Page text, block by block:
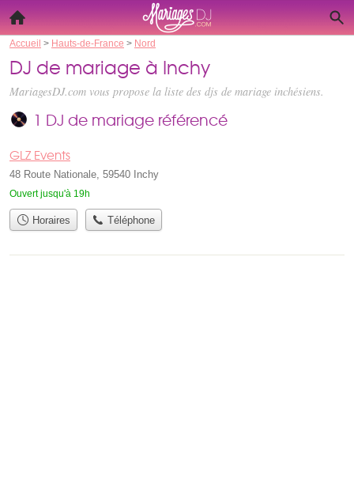
Accueil > Hauts-de-France > Nord
DJ de mariage à Inchy
MariagesDJ.com vous propose la liste des djs de mariage inchésiens.
1 DJ de mariage référencé
GLZ Events
48 Route Nationale, 59540 Inchy
Ouvert jusqu'à 19h
Horaires Téléphone